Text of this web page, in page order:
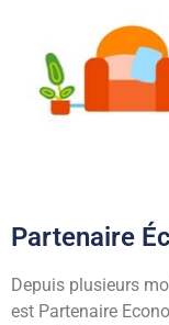
Partenaire
Depuis plusieurs
est Partenaire